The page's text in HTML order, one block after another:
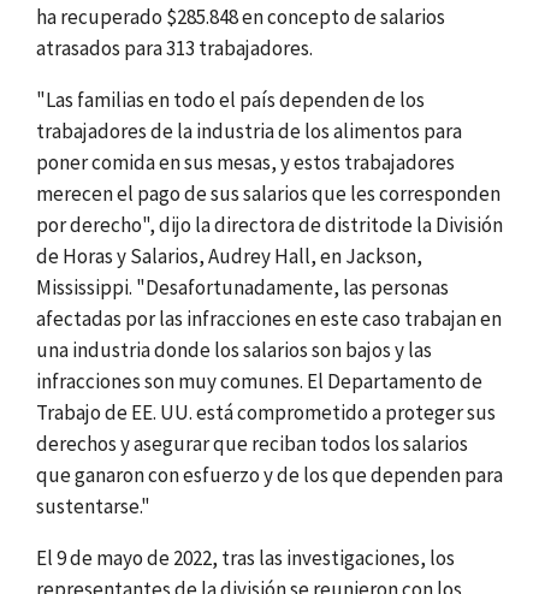
ha recuperado $285.848 en concepto de salarios
atrasados para 313 trabajadores.
"Las familias en todo el país dependen de los
trabajadores de la industria de los alimentos para
poner comida en sus mesas, y estos trabajadores
merecen el pago de sus salarios que les corresponden
por derecho", dijo la directora de distritode la División
de Horas y Salarios,Audrey Hall, en Jackson,
Mississippi. "Desafortunadamente, las personas
afectadas por las infracciones en este caso trabajan en
una industria donde los salarios son bajos y las
infracciones son muy comunes. El Departamento de
Trabajo de EE. UU. está comprometido a proteger sus
derechos y asegurar que reciban todos los salarios
que ganaron con esfuerzo y de los que dependen para
sustentarse."
El 9 de mayo de 2022, tras las investigaciones, los